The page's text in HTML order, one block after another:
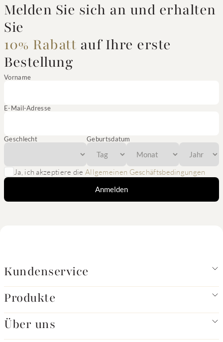
Melden Sie sich an und erhalten
Sie
10% Rabatt auf Ihre erste
Bestellung
Vorname
E-Mail-Adresse
Geschlecht Geburtsdatum
Ja, ich akzeptiere die Allgemeinen Geschäftsbedingungen
Anmelden
Kundenservice
Produkte
Über uns